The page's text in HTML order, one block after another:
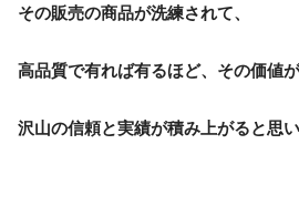
その販売の商品が洗練されて、
高品質で有れば有るほど、その価値が
沢山の信頼と実績が積み上がると思い